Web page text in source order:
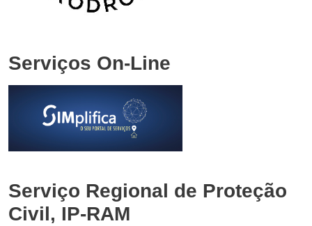
Serviços On-Line
Serviço Regional de Proteção
Civil, IP-RAM